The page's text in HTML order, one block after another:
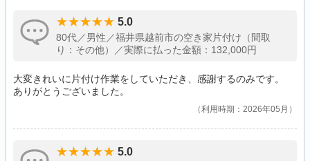
5.0
80代／男性／福井県越前市の空き家片付け（間取
り：その他）／実際に払った金額：132,000円
大変きれいに片付け作業をしていただき、感謝するのみです。
ありがとうございました。
利用時期：2026年05月
5.0